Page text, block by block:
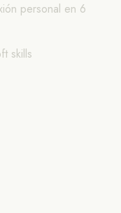
personal en 6
skills